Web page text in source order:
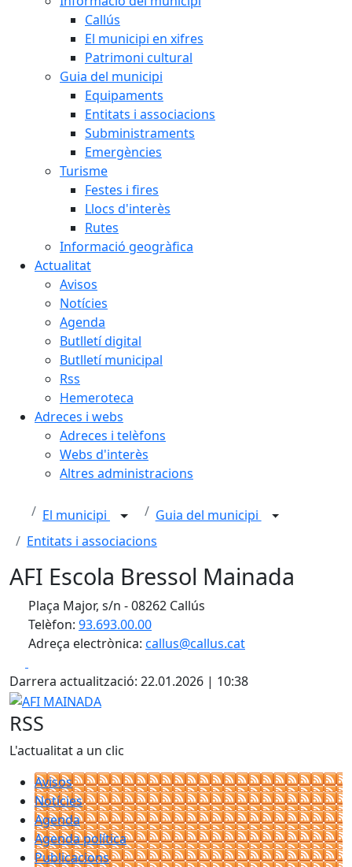
Callús
El municipi en xifres
Patrimoni cultural
Guia del municipi
Equipaments
Entitats i associacions
Subministraments
Emergències
Turisme
Festes i fires
Llocs d'interès
Rutes
Informació geogràfica
Actualitat
Avisos
Notícies
Agenda
Butlletí digital
Butlletí municipal
Rss
Hemeroteca
Adreces i webs
Adreces i telèfons
Webs d'interès
Altres administracions
El municipi
Guia del municipi
Entitats i associacions
AFI Escola Bressol Mainada
Plaça Major, s/n - 08262 Callús
Telèfon: 93.693.00.00
Adreça electrònica: callus@callus.cat
Darrera actualització: 22.01.2026 | 10:38
AFI MAINADA
RSS
L'actualitat a un clic
Avisos
Notícies
Agenda
Agenda política
Publicacions